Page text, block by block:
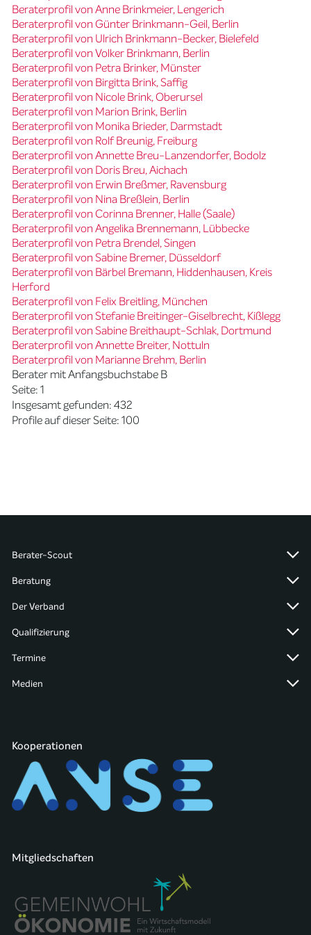
Beraterprofil von Anne Brinkmeier, Lengerich
Beraterprofil von Günter Brinkmann-Geil, Berlin
Beraterprofil von Ulrich Brinkmann-Becker, Bielefeld
Beraterprofil von Volker Brinkmann, Berlin
Beraterprofil von Petra Brinker, Münster
Beraterprofil von Birgitta Brink, Saffig
Beraterprofil von Nicole Brink, Oberursel
Beraterprofil von Marion Brink, Berlin
Beraterprofil von Monika Brieder, Darmstadt
Beraterprofil von Rolf Breunig, Freiburg
Beraterprofil von Annette Breu-Lanzendorfer, Bodolz
Beraterprofil von Doris Breu, Aichach
Beraterprofil von Erwin Breßmer, Ravensburg
Beraterprofil von Nina Breßlein, Berlin
Beraterprofil von Corinna Brenner, Halle (Saale)
Beraterprofil von Angelika Brennemann, Lübbecke
Beraterprofil von Petra Brendel, Singen
Beraterprofil von Sabine Bremer, Düsseldorf
Beraterprofil von Bärbel Bremann, Hiddenhausen, Kreis
Herford
Beraterprofil von Felix Breitling, München
Beraterprofil von Stefanie Breitinger-Giselbrecht, Kißlegg
Beraterprofil von Sabine Breithaupt-Schlak, Dortmund
Beraterprofil von Annette Breiter, Nottuln
Beraterprofil von Marianne Brehm, Berlin
Berater mit Anfangsbuchstabe B
Seite: 1
Insgesamt gefunden: 432
Profile auf dieser Seite: 100
Berater-Scout
Beratung
Der Verband
Qualifizierung
Termine
Medien
Kooperationen
Mitgliedschaften